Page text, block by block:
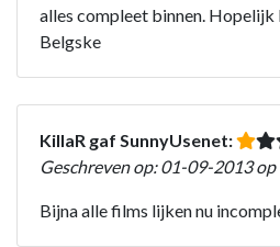
alles compleet binnen. Hopelijk
Belgske
KillaR gaf SunnyUsenet:
Geschreven op: 01-09-2013 op
Bijna alle films lijken nu